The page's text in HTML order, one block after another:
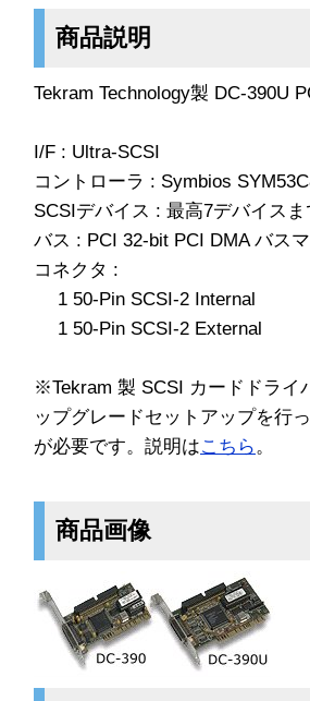
商品説明
Tekram Technology製 DC-390U
I/F : Ultra-SCSI
コントローラ : Symbios
SCSIデバイス : 最高7デバイス
バス : PCI 32-bit PCI DMA バス
コネクタ :
1 50-Pin SCSI-2 Internal
1 50-Pin SCSI-2 External
※Tekram 製 SCSI カードドライ
ップグレードセットアップを行
が必要です。説明はこちら 。
商品画像